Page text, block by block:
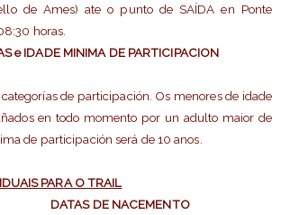
de Ames) ate o punto de SAÍDA en Ponte
horas.
e IDADE MINIMA DE PARTICIPACION
de participación. Os menores de idade
en todo momento por un adulto maior de
de participación será de 10 anos.
PARA O TRAIL
DATAS DE NACEMENTO